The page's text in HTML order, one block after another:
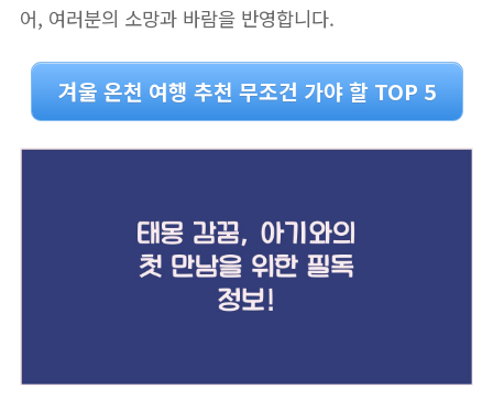
어, 여러분의 소망과 바람을 반영합니다.
겨울 온천 여행 추천 무조건 가야 할 TOP 5